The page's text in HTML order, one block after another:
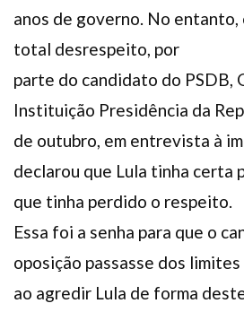
anos de governo. No entanto,
total desrespeito, por
parte do candidato do PSDB,
Instituição Presidência da
de outubro, em entrevista à
declarou que Lula tinha certa
que tinha perdido o respeito.
Essa foi a senha para que o
oposição passasse dos limites
ao agredir Lula de forma